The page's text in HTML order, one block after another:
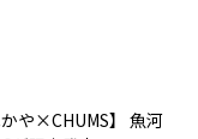
や×CHUMS】 魚河